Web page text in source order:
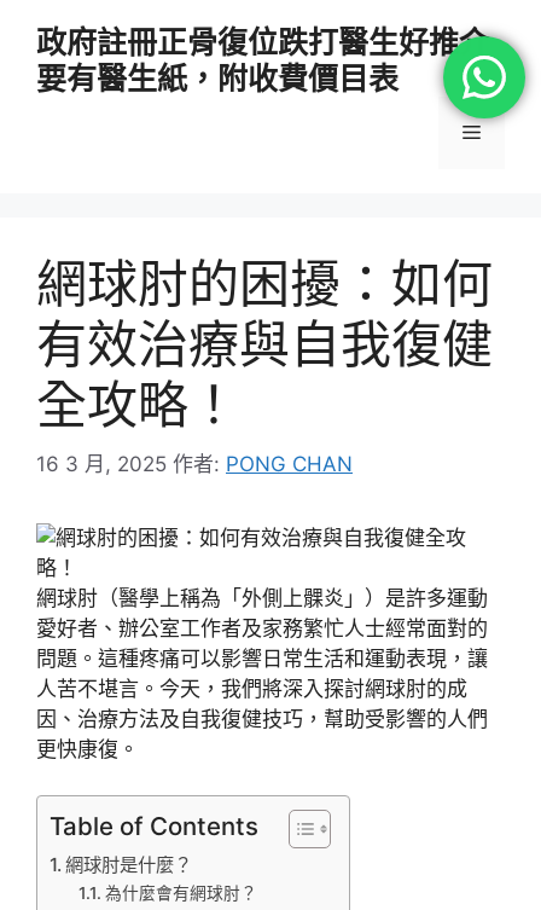
政府註冊正骨復位跌打醫生好推介
要有醫生紙，附收費價目表
選
網球肘的困擾：如何
有效治療與自我復健
全攻略！
16 3 月, 2025 作者: PONG CHAN
網球肘（醫學上稱為「外側上髁炎」）是許多運動
愛好者、辦公室工作者及家務繁忙人士經常面對的
問題。這種疼痛可以影響日常生活和運動表現，讓
人苦不堪言。今天，我們將深入探討網球肘的成
因、治療方法及自我復健技巧，幫助受影響的人們
更快康復。
Table of Contents
網球肘是什麼？
為什麼會有網球肘？